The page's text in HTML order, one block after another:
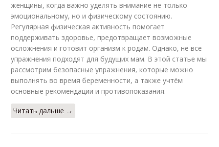
женщины, когда важно уделять внимание не только
эмоциональному, но и физическому состоянию.
Регулярная физическая активность помогает
поддерживать здоровье, предотвращает возможные
осложнения и готовит организм к родам. Однако, не все
упражнения подходят для будущих мам. В этой статье мы
рассмотрим безопасные упражнения, которые можно
выполнять во время беременности, а также учтём
основные рекомендации и противопоказания.
Читать дальше →